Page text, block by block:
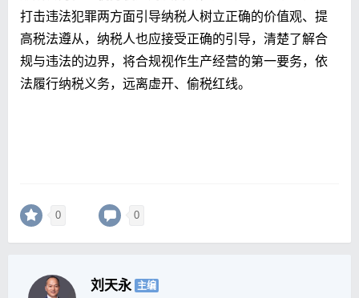
打击违法犯罪两方面引导纳税人树立正确的价值观、提
高税法遵从，纳税人也应接受正确的引导，清楚了解合
规与违法的边界，将合规视作生产经营的第一要务，依
法履行纳税义务，远离虚开、偷税红线。
0 0
刘天永 主编